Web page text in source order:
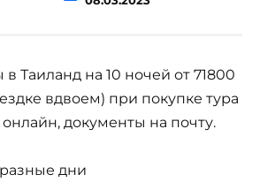
Таиланд на 10 ночей от 71800
вдвоем) при покупке тура
документы на почту.
разные дни